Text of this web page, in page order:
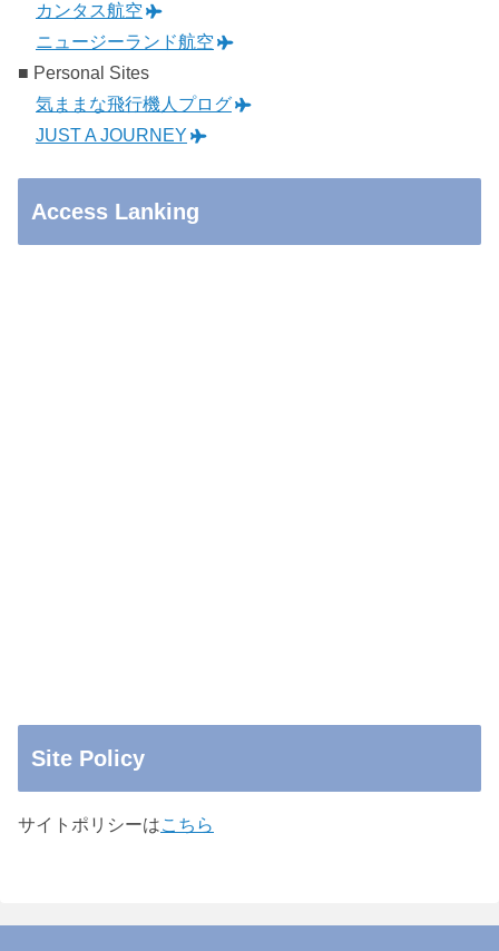
カンタス航空
ニュージーランド航空
■ Personal Sites
気ままな飛行機人プログ
JUST A JOURNEY
Access Lanking
Site Policy
サイトポリシーはこちら